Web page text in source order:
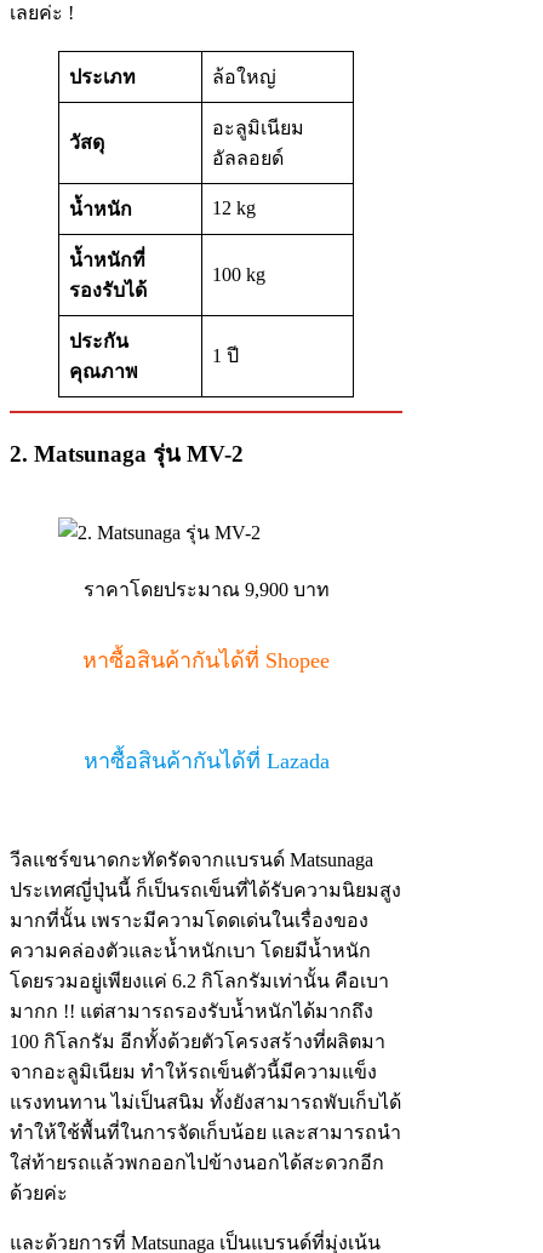
เลยค่ะ !
ประเภท ล้อใหญ่
วัสดุ
อะลูมิเนียม
อัลลอยด์
น้ำหนัก 12 kg
น้ำหนักที่
รองรับได้
100 kg
ประกัน
คุณภาพ
1 ปี
2. Matsunaga รุ่น MV-2
ราคาโดยประมาณ 9,900 บาท
หาซื้อสินค้ากันได้ที่ Shopee
หาซื้อสินค้ากันได้ที่ Lazada
วีลแชร์ขนาดกะทัดรัดจากแบรนด์ Matsunaga
ประเทศญี่ปุ่นนี้ ก็เป็นรถเข็นที่ได้รับความนิยมสูง
มากที่นั้น เพราะมีความโดดเด่นในเรื่องของ
ความคล่องตัวและน้ำหนักเบา โดยมีน้ำหนัก
โดยรวมอยู่เพียงแค่ 6.2 กิโลกรัมเท่านั้น คือเบา
มากก !! แต่สามารถรองรับน้ำหนักได้มากถึง
100 กิโลกรัม อีกทั้งด้วยตัวโครงสร้างที่ผลิตมา
จากอะลูมิเนียม ทำให้รถเข็นตัวนี้มีความแข็ง
แรงทนทาน ไม่เป็นสนิม ทั้งยังสามารถพับเก็บได้
ทำให้ใช้พื้นที่ในการจัดเก็บน้อย และสามารถนำ
ใส่ท้ายรถแล้วพกออกไปข้างนอกได้สะดวกอีก
ด้วยค่ะ
และด้วยการที่ Matsunaga เป็นแบรนด์ที่มุ่งเน้น